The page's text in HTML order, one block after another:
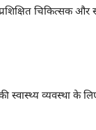
चिकित्सक और
व्यवस्था के